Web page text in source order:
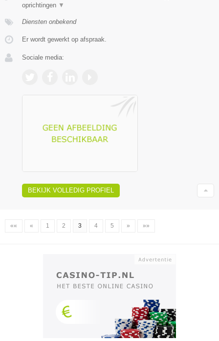
oprichtingen ▼
Diensten onbekend
Er wordt gewerkt op afspraak.
Sociale media:
BEKIJK VOLLEDIG PROFIEL
«« « 1 2 3 4 5 » »»